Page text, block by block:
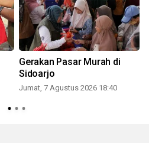
Gerakan Pasar Murah di
Sidoarjo
Jumat, 7 Agustus 2026 18:40